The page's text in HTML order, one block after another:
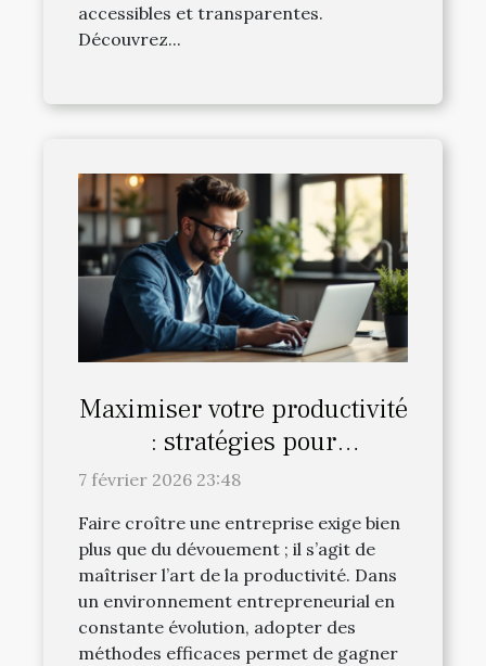
accessibles et transparentes.
Découvrez...
Maximiser votre productivité
: stratégies pour
entrepreneurs efficaces
7 février 2026 23:48
Faire croître une entreprise exige bien
plus que du dévouement ; il s’agit de
maîtriser l’art de la productivité. Dans
un environnement entrepreneurial en
constante évolution, adopter des
méthodes efficaces permet de gagner